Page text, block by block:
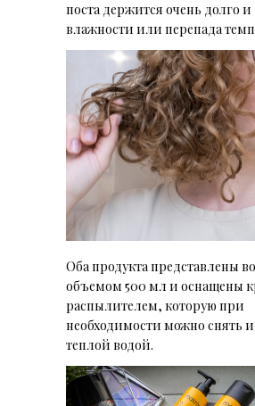
поста держится очень долго и
влажности или перепада
Оба продукта представлены
объемом 500 мл и оснащены
распылителем, которую при
необходимости можно снять
теплой водой.